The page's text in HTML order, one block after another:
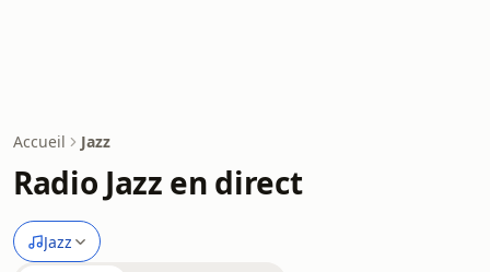
Accueil Jazz
Radio Jazz en direct
Jazz